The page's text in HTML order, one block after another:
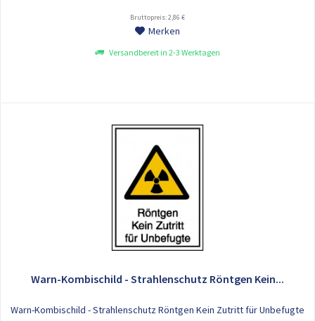
Bruttopreis: 2,86 €
Merken
Versandbereit in 2-3 Werktagen
Warn-Kombischild - Strahlenschutz Röntgen Kein...
Warn-Kombischild - Strahlenschutz Röntgen Kein Zutritt für Unbefugte